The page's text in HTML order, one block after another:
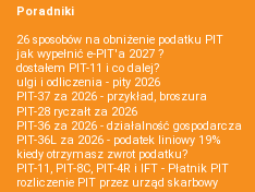
Poradniki
26 sposobów na obniżenie podatku PIT
jak wypełnić e-PIT'a 2027 ?
dostałem PIT-11 i co dalej?
ulgi i odliczenia - pity 2026
PIT-37 za 2026 - przykład, broszura
PIT-28 ryczałt za 2026
PIT-36 za 2026 - działalność gospodarcza
PIT-36L za 2026 - podatek liniowy 19%
kiedy otrzymasz zwrot podatku?
PIT-11, PIT-8C, PIT-4R i IFT - Płatnik PIT
rozliczenie PIT przez urząd skarbowy